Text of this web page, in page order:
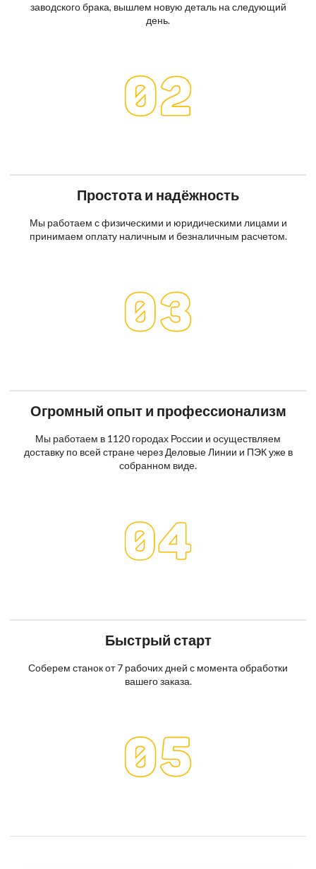
заводского брака, вышлем новую деталь на следующий
день.
Простота и надёжность
Мы работаем с физическими и юридическими лицами и
принимаем оплату наличным и безналичным расчетом.
Огромный опыт и профессионализм
Мы работаем в 1120 городах России и осуществляем
доставку по всей стране через Деловые Линии и ПЭК уже в
собранном виде.
Быстрый старт
Соберем станок от 7 рабочих дней с момента обработки
вашего заказа.